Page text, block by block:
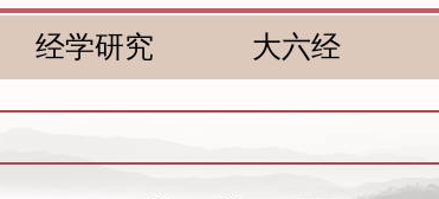
经学研究 大六经